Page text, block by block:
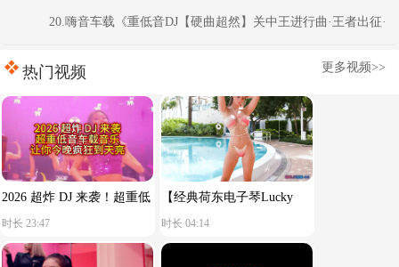
爆车载CD1749(横州DJ98Mix)
20.嗨音车载《重低音DJ【硬曲超然】关中王进行曲·王者出征·
慢到快开车不犯困英文串烧》 河南Dj彦航
热门视频 更多视频>>
2026 超炸 DJ 来袭！超重低
音车载音乐，让你今晚疯狂
到天亮！
时长 23:47
【经典荷东电子琴Lucky
star】舒服节奏
时长 04:14